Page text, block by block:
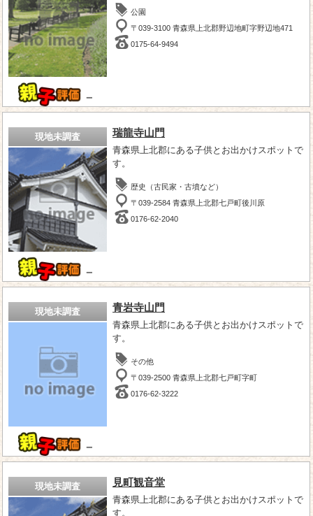
－
公園
〒039-3100 青森県上北郡野辺地町字野辺地471
0175-64-9494
現地未調査
－
瑞龍寺山門
青森県上北郡にある子供とお出かけスポットで
す。
歴史（古民家・古墳など）
〒039-2584 青森県上北郡七戸町後川原
0176-62-2040
現地未調査
－
青岩寺山門
青森県上北郡にある子供とお出かけスポットで
す。
その他
〒039-2500 青森県上北郡七戸町字町
0176-62-3222
現地未調査 見町観音堂
青森県上北郡にある子供とお出かけスポットで
す。